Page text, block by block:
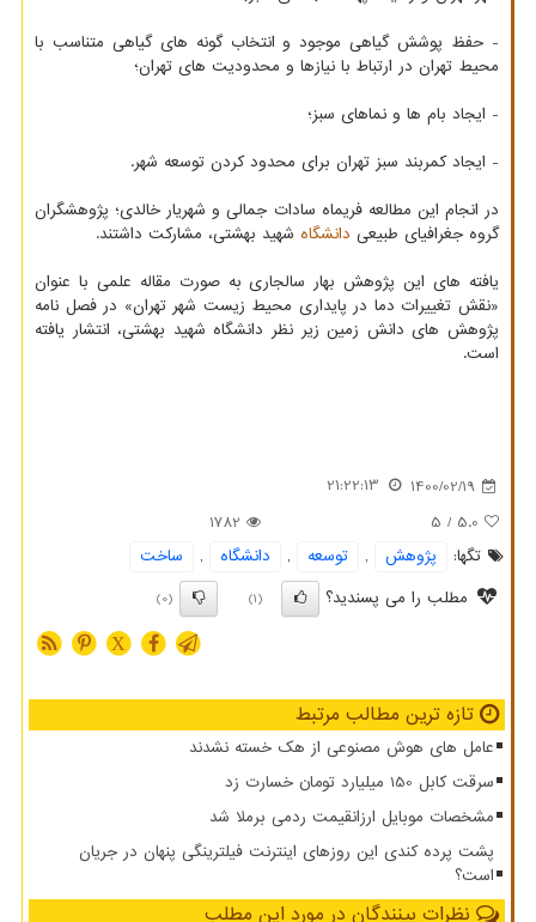
- حفظ پوشش گیاهی موجود و انتخاب گونه های گیاهی متناسب با
محیط تهران در ارتباط با نیازها و محدودیت های تهران؛
- ایجاد بام ها و نماهای سبز؛
- ایجاد کمربند سبز تهران برای محدود کردن توسعه شهر.
در انجام این مطالعه فریماه سادات جمالی و شهریار خالدی؛ پژوهشگران
گروه جغرافیای طبیعی دانشگاه شهید بهشتی، مشارکت داشتند.
یافته های این پژوهش بهار سالجاری به صورت مقاله علمی با عنوان
«نقش تغییرات دما در پایداری محیط زیست شهر تهران» در فصل نامه
پژوهش های دانش زمین زیر نظر دانشگاه شهید بهشتی، انتشار یافته
است.
1400/02/19
21:22:13
5.0
/ 5
1782
تگها:
پژوهش , توسعه , دانشگاه ,
ساخت
مطلب را می پسندید؟
(1)
(0)
X
تازه ترین مطالب مرتبط
عامل های هوش مصنوعی از هک خسته نشدند
سرقت کابل 150 میلیارد تومان خسارت زد
مشخصات موبایل ارزانقیمت ردمی برملا شد
پشت پرده کندی این روزهای اینترنت فیلترینگی پنهان در جریان
است؟
نظرات بینندگان در مورد این مطلب